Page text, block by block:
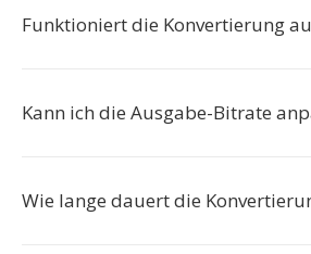
Funktioniert die Konvertierung
Kann ich die Ausgabe-Bitrate
Wie lange dauert die